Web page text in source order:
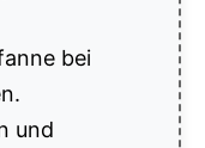
bei
und